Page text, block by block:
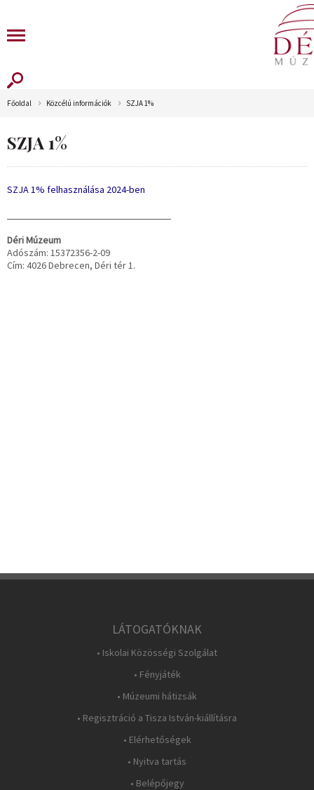
Főoldal Közcélú információk SZJA 1%
SZJA 1%
SZJA 1% felhasználása 2024-ben
Déri Múzeum
Adószám: 15372356-2-09
Cím: 4026 Debrecen, Déri tér 1.
LÁTOGATÓKNAK
• Iskolai Közösségi Szolgálat
• Fényjáték
• Múzeumi hátizsák
• Regisztráció a Tisza István-kiállításra
• Elérhetőségek
• Nyitva tartás
• Belépőjegy